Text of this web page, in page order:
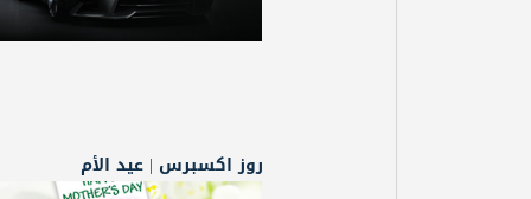
روز اكسبرس | عيد الأم